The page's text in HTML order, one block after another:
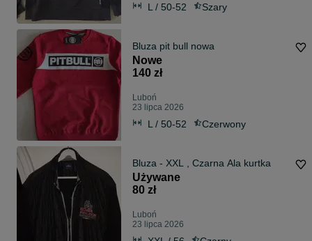
L / 50-52 Szary
Bluza pit bull nowa
Nowe
140 zł
Luboń
23 lipca 2026
L / 50-52 Czerwony
Bluza - XXL , Czarna Ala kurtka
Używane
80 zł
Luboń
23 lipca 2026